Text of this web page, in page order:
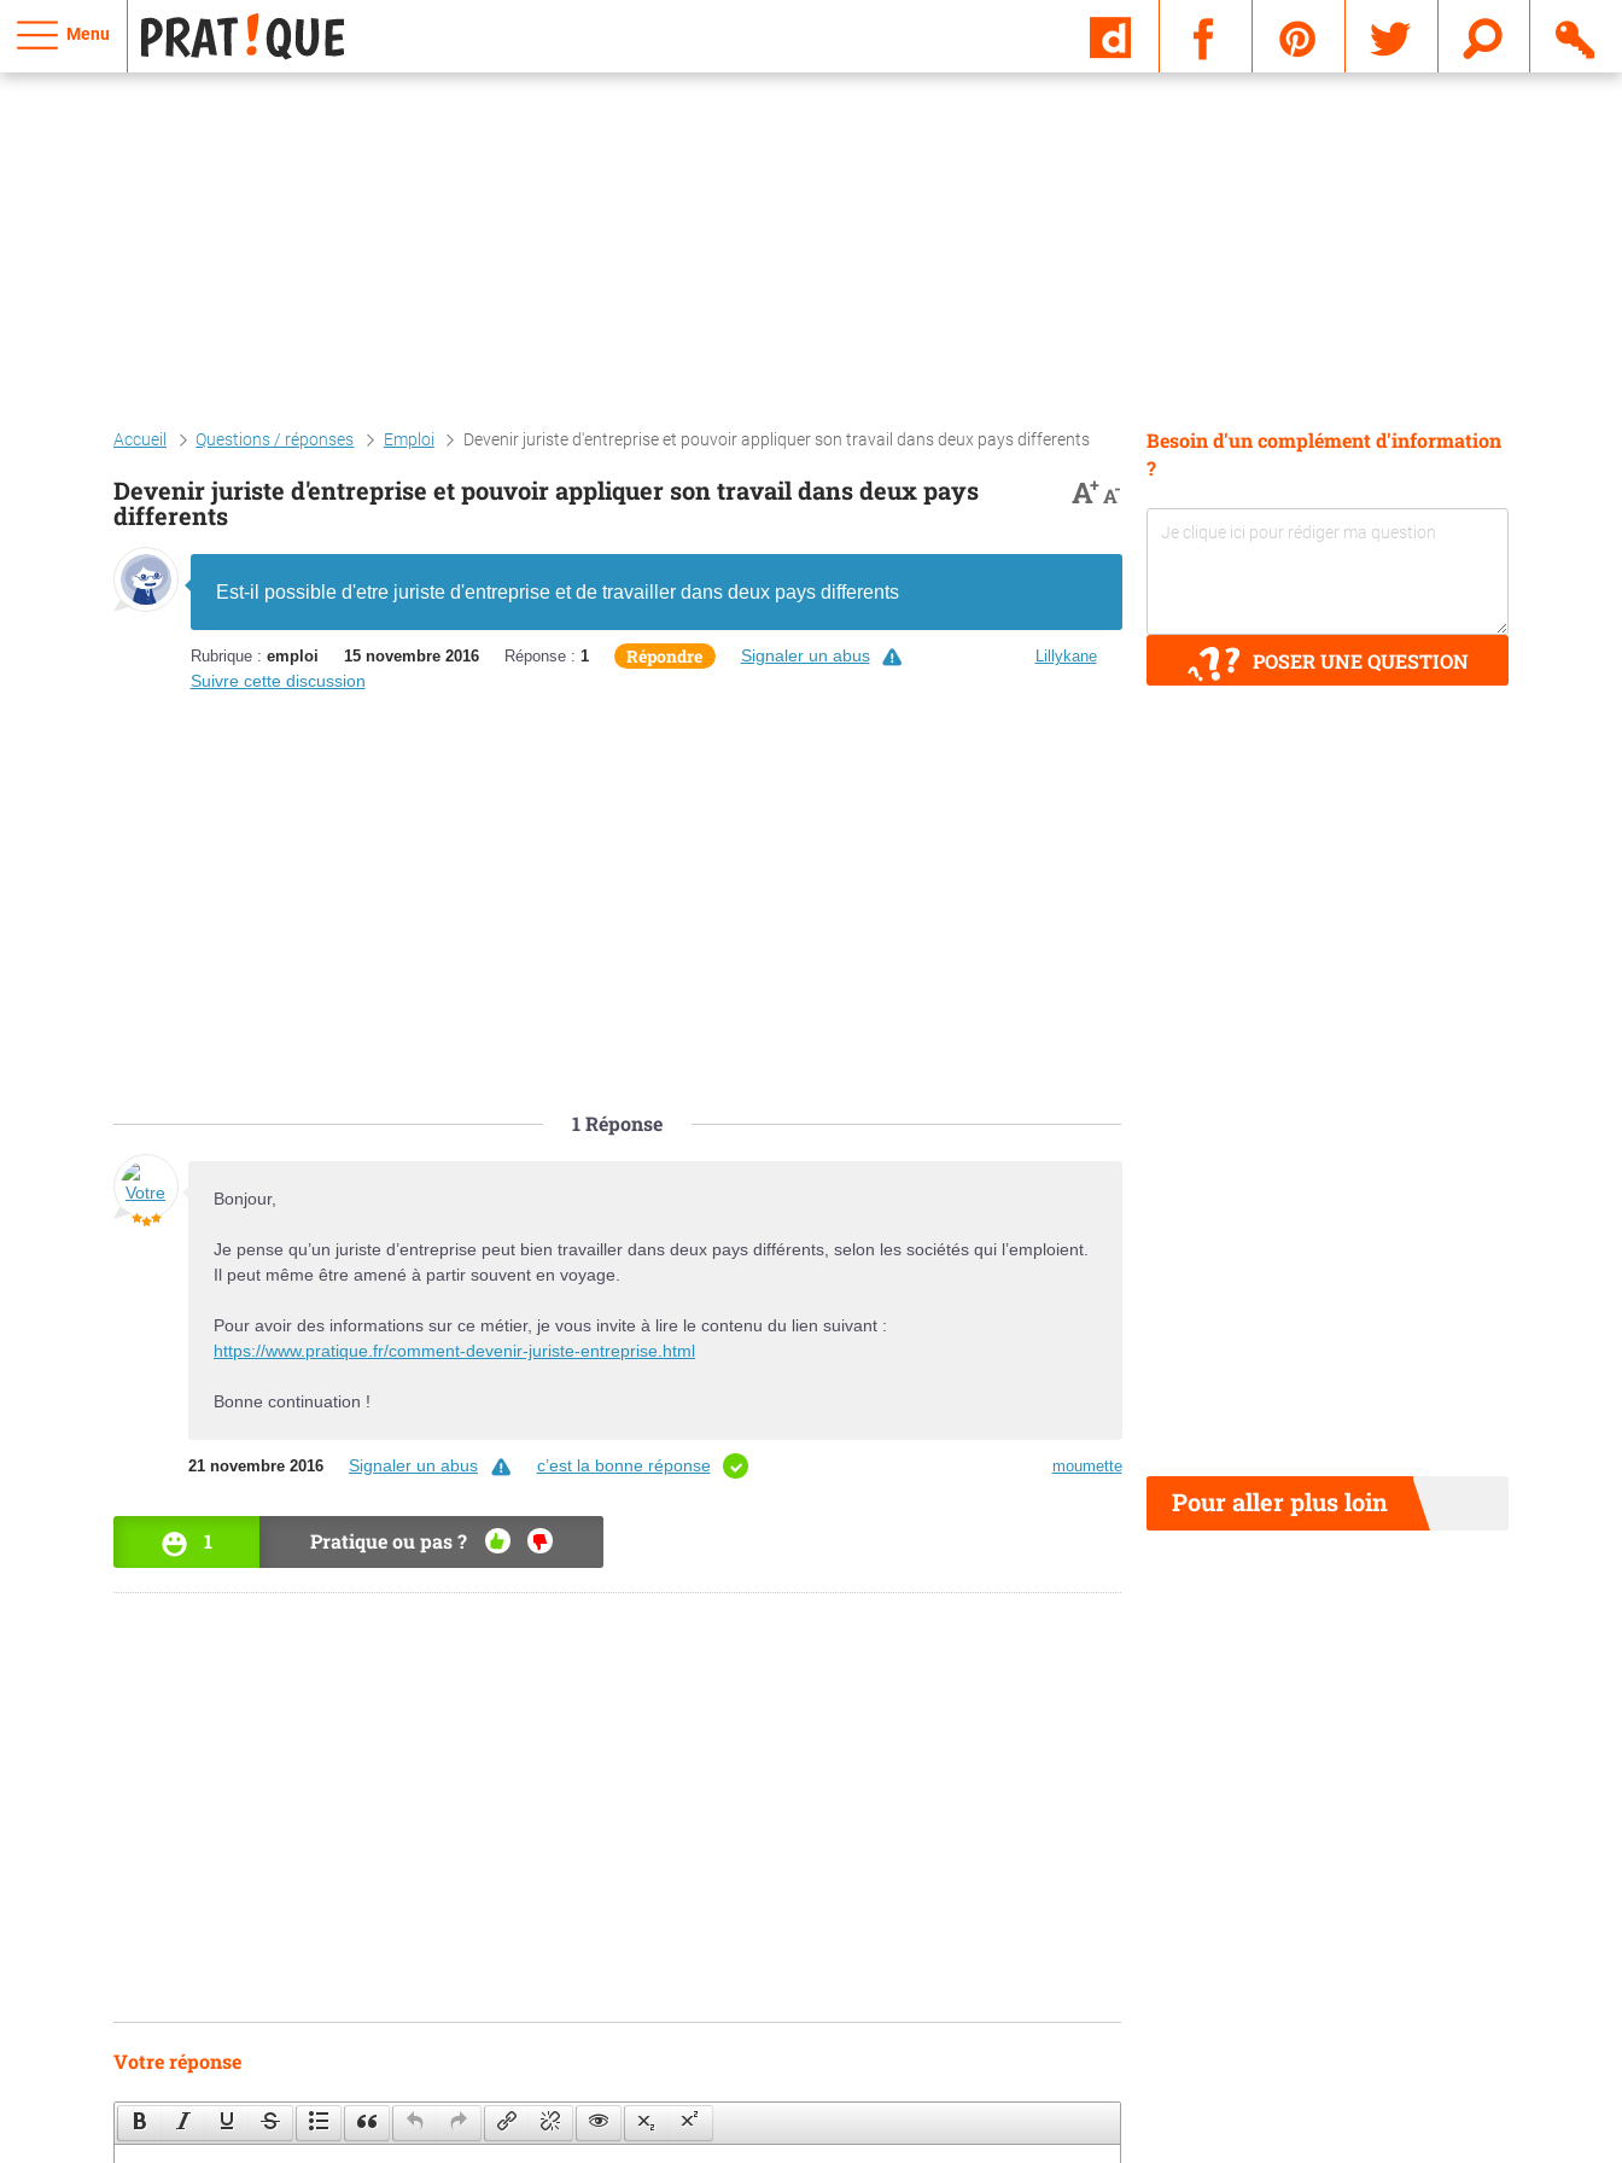
Menu
Accueil Questions / réponses Emploi Devenir juriste d'entreprise et pouvoir appliquer son travail dans deux pays differents
Devenir juriste d'entreprise et pouvoir appliquer son travail dans deux pays
differents
A+A-
Est-il possible d'etre juriste d'entreprise et de travailler dans deux pays differents
Rubrique : emploi 15 novembre 2016 Réponse : 1 Répondre Lillykane
Signaler un abus
Suivre cette discussion
1Réponse
Bonjour,
Je pense qu’un juriste d’entreprise peut bien travailler dans deux pays différents, selon les sociétés qui l’emploient.
Il peut même être amené à partir souvent en voyage.
Pour avoir des informations sur ce métier, je vous invite à lire le contenu du lien suivant :
https://www.pratique.fr/comment-devenir-juriste-entreprise.html
Bonne continuation !
21 novembre 2016 Signaler un abus c’est la bonne réponse moumette
1 Pratique ou pas ?
OUI NON
Votre réponse
Besoin d'un complément d'information
?
POSER UNE QUESTION
Pour aller plus loin